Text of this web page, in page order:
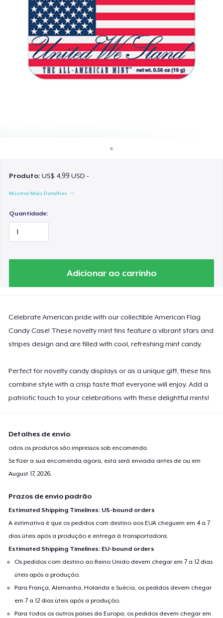
Venda em todo lugar
Venda qualquer coisa
Produto:US$ 4,99 USD -
Mostrar Mais Detalhes
Quantidade:
Adicionar ao carrinho
Celebrate American pride with our collectible American Flag
Candy Case! These novelty mint tins feature a vibrant stars and
stripes design and are filled with cool, refreshing mint candy.
Perfect for novelty candy displays or as a unique gift, these tins
combine style with a crisp taste that everyone will enjoy. Add a
patriotic touch to your celebrations with these delightful mints!
Detalhes de envio
odos os produtos são impressos sob encomenda.
Se fizer a sua encomenda agora, esta será enviada antes de ou em
August 17, 2026.
Prazos de envio padrão
Estimated Shipping Timelines: US-bound orders
A estimativa é que os pedidos com destino aos EUA cheguem em 4 a 7
dias úteis após a produção e entrega à transportadora.
Estimated Shipping Timelines: EU-bound orders
Os pedidos com destino ao Reino Unido devem chegar em 7 a 12 dias
úteis após a produção.
Para França, Alemanha, Holanda e Suécia, os pedidos devem chegar
em 7 a 12 dias úteis após a produção.
Para todos os outros países da Europa, os pedidos devem chegar em